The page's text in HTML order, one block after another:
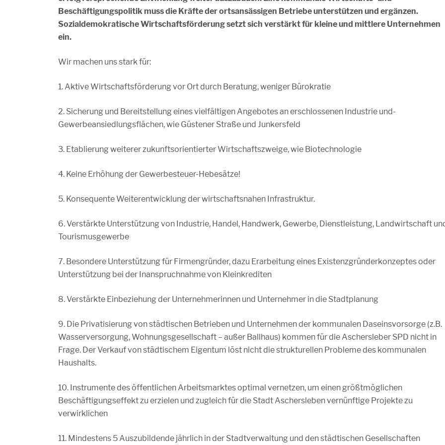
Beschäftigungspolitik muss die Kräfte der ortsansässigen Betriebe unterstützen und ergänzen.
Sozialdemokratische Wirtschaftsförderung setzt sich verstärkt für kleine und mittlere Unternehmen
ein.
Wir machen uns stark für:
1. Aktive Wirtschaftsförderung vor Ort durch Beratung, weniger Bürokratie
2. Sicherung und Bereitstellung eines vielfältigen Angebotes an erschlossenen Industrie und-
Gewerbeansiedlungsflächen, wie Güstener Straße und Junkersfeld
3. Etablierung weiterer zukunftsorientierter Wirtschaftszweige, wie Biotechnologie
4. Keine Erhöhung der Gewerbesteuer-Hebesätze!
5. Konsequente Weiterentwicklung der wirtschaftsnahen Infrastruktur.
6. Verstärkte Unterstützung von Industrie, Handel, Handwerk, Gewerbe, Dienstleistung, Landwirtschaft
Tourismusgewerbe
7. Besondere Unterstützung für Firmengründer, dazu Erarbeitung eines Existenzgründerkonzeptes oder
Unterstützung bei der Inanspruchnahme von Kleinkrediten
8. Verstärkte Einbeziehung der Unternehmerinnen und Unternehmer in die Stadtplanung
9. Die Privatisierung von städtischen Betrieben und Unternehmen der kommunalen Daseinsvorsorge (z.B.
Wasserversorgung, Wohnungsgesellschaft – außer Ballhaus) kommen für die Aschersleber SPD nicht in
Frage. Der Verkauf von städtischem Eigentum löst nicht die strukturellen Probleme des kommunalen
Haushalts.
10. Instrumente des öffentlichen Arbeitsmarktes optimal vernetzen, um einen größtmöglichen
Beschäftigungseffekt zu erzielen und zugleich für die Stadt Aschersleben vernünftige Projekte zu
verwirklichen
11. Mindestens 5 Auszubildende jährlich in der Stadtverwaltung und den städtischen Gesellschaften